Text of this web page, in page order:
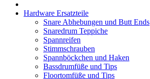
Hardware Ersatzteile
Snare Abhebungen und Butt Ends
Snaredrum Teppiche
Spannreifen
Stimmschrauben
Spannböckchen und Haken
Bassdrumfüße und Tips
Floortomfüße und Tips